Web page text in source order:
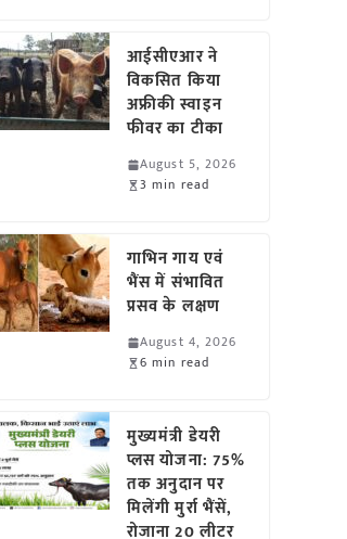
आईसीएआर ने
विकसित किया
अफ्रीकी स्वाइन
फीवर का टीका
August 5, 2026
3 min read
गाभिन गाय एवं
भैंस में संभावित
प्रसव के लक्षण
August 4, 2026
6 min read
मुख्यमंत्री डेयरी
प्लस योजना: 75%
तक अनुदान पर
मिलेंगी मुर्रा भैंसें,
रोजाना 20 लीटर